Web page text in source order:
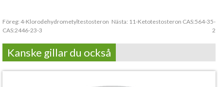
Föreg: 4-Klorodehydrometyltestosteron
CAS:2446-23-3
Nästa: 11-Ketotestosteron CAS:564-35-
2
Kanske gillar du också